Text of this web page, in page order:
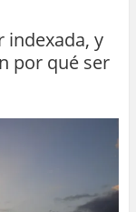
indexada, y
por qué ser